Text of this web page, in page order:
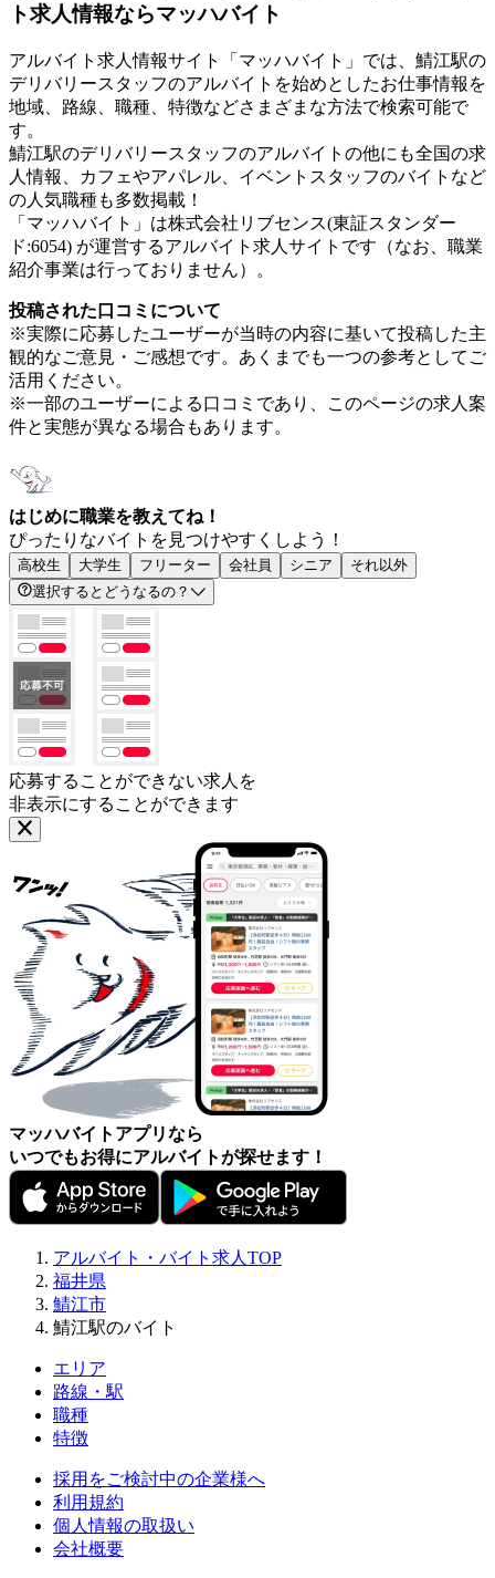
ト求人情報ならマッハバイト
アルバイト求人情報サイト「マッハバイト」では、鯖江駅の
デリバリースタッフのアルバイトを始めとしたお仕事情報を
地域、路線、職種、特徴などさまざまな方法で検索可能で
す。
鯖江駅のデリバリースタッフのアルバイトの他にも全国の求
人情報、カフェやアパレル、イベントスタッフのバイトなど
の人気職種も多数掲載！
「マッハバイト」は株式会社リブセンス(東証スタンダー
ド:6054) が運営するアルバイト求人サイトです（なお、職業
紹介事業は行っておりません）。
投稿された口コミについて
※実際に応募したユーザーが当時の内容に基いて投稿した主
観的なご意見・ご感想です。あくまでも一つの参考としてご
活用ください。
※一部のユーザーによる口コミであり、このページの求人案
件と実態が異なる場合もあります。
はじめに職業を教えてね！
ぴったりなバイトを見つけやすくしよう！
高校生 大学生 フリーター 会社員 シニア
それ以外
選択するとどうなるの？
応募することができない求人を
非表示にすることができます
マッハバイトアプリなら
いつでもお得にアルバイトが探せます！
アルバイト・バイト求人TOP
福井県
鯖江市
鯖江駅のバイト
エリア
路線・駅
職種
特徴
採用をご検討中の企業様へ
利用規約
個人情報の取扱い
会社概要